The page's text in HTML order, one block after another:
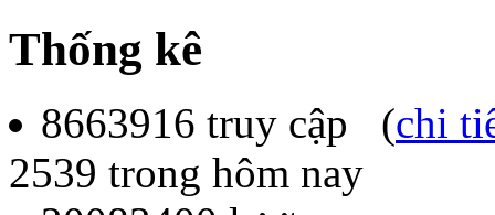
Thống kê
8663916 truy cập (chi
2539 trong hôm nay